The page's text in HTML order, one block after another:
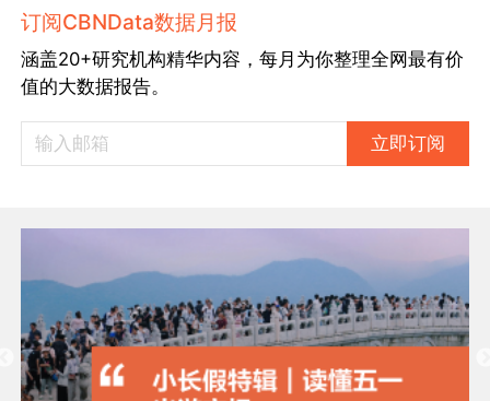
订阅CBNData数据月报
涵盖20+研究机构精华内容，每月为你整理全网最有价
值的大数据报告。
立即订阅